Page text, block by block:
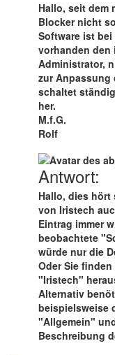
Hallo, seit dem
Blocker nicht
Software ist
vorhanden
Administrator,
zur Anpassung
schaltet
her.
M.f.G.
Rolf
Antwort:
Hallo, dies hört
von Iristech
Eintrag immer
beobachtete
würde nur die
Oder Sie
"Iristech"
Alternativ
beispielsweise
"Allgemein"
Beschreibung